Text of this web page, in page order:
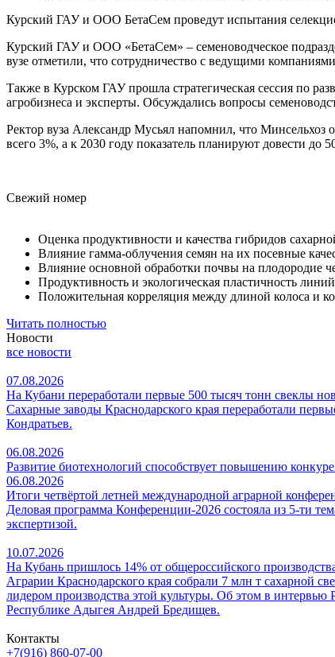
Курский ГАУ и ООО БетаСем проведут испытания
Курский ГАУ и ООО «БетаСем» – семеноводческое
вузе отметили, что сотрудничество с ведущими
Также в Курском ГАУ прошла стратегическая сессия по
агробизнеса и эксперты. Обсуждались вопросы
Ректор вуза Александр Мусьял напомнил, что Минсельхоз
всего 3%, а к 2030 году показатель планируют довести
Свежий номер
Оценка продуктивности и качества гибридов
Влияние гамма-облучения семян на их посевные
Влияние основной обработки почвы на плодородие
Продуктивность и экологическая пластичность
Положительная корреляция между длиной колоса и
Читать полностью
Новости
все новости
07.08.2026
На Кубани переработали первые 500 тысяч тонн свеклы
Сахарные заводы Краснодарского края переработали
Кондратьев.
06.08.2026
Развитие биотехнологий способствует повышению
06.08.2026
Итоги четвёртой летней международной аграрной
Деловая программа Конференции-2026 состояла из 5-ти
экспертизой.
10.07.2026
На Кубань пришлось 14% от общероссийского
Аграрии Краснодарского края собрали 7 млн т сахарной
лидером производства этой культуры. Об этом в
Республике Адыгея Андрей Бредищев.
Контакты
+7(916) 860-07-00